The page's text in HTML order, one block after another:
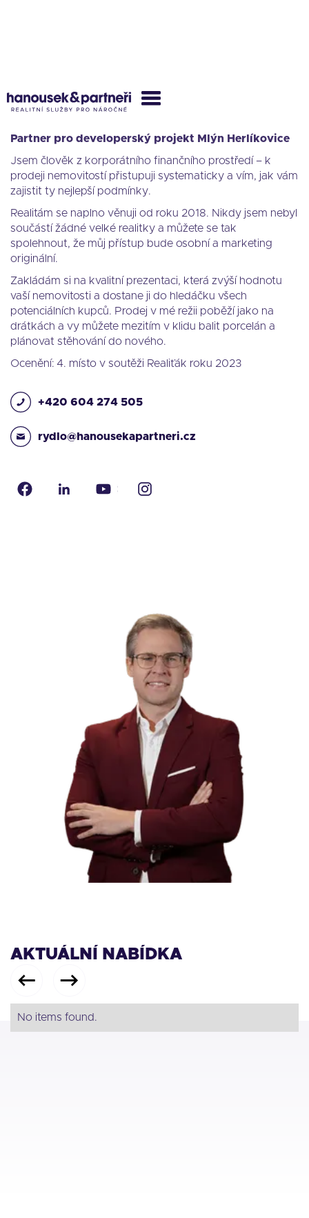
MICHAL RYDLO
Partner pro developerský projekt Mlýn Herlíkovice
Jsem člověk z korporátního finančního prostředí –⁠⁠⁠⁠⁠⁠ k
prodeji nemovitostí přistupuji systematicky a vím, jak vám
zajistit ty nejlepší podmínky.
Realitám se naplno věnuji od roku 2018. Nikdy jsem nebyl
součástí žádné velké realitky a můžete se tak
spolehnout, že můj přístup bude osobní a marketing
originální.
Zakládám si na kvalitní prezentaci, která zvýší hodnotu
vaší nemovitosti a dostane ji do hledáčku všech
potenciálních kupců. Prodej v mé režii poběží jako na
drátkách a vy můžete mezitím v klidu balit porcelán a
plánovat stěhování do nového.
Ocenění: 4. místo v soutěži Realiťák roku 2023
+420 604 274 505
rydlo@hanousekapartneri.cz
AKTUÁLNÍ NABÍDKA
No items found.